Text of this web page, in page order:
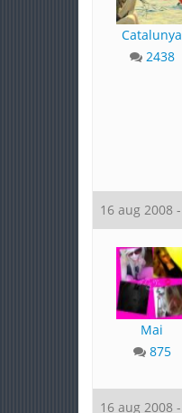
Catalunya
2438
16 aug 2008
Mai
875
16 aug 2008